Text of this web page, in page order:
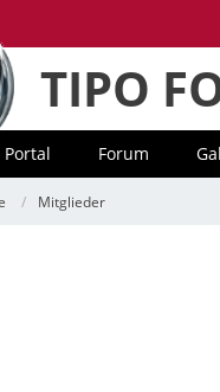
TIPO
Portal Forum
Mitglieder